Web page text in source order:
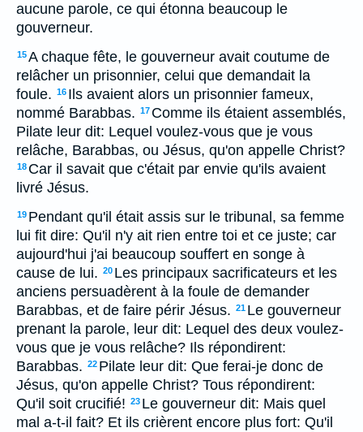
aucune parole, ce qui étonna beaucoup le
gouverneur.
15A chaque fête, le gouverneur avait coutume de
relâcher un prisonnier, celui que demandait la
foule. 16 Ils avaient alors un prisonnier fameux,
nommé Barabbas. 17 Comme ils étaient assemblés,
Pilate leur dit: Lequel voulez-vous que je vous
relâche, Barabbas, ou Jésus, qu'on appelle Christ?
18 Car il savait que c'était par envie qu'ils avaient
livré Jésus.
19 Pendant qu'il était assis sur le tribunal, sa femme
lui fit dire: Qu'il n'y ait rien entre toi et ce juste; car
aujourd'hui j'ai beaucoup souffert en songe à
cause de lui. 20 Les principaux sacrificateurs et les
anciens persuadèrent à la foule de demander
Barabbas, et de faire périr Jésus. 21 Le gouverneur
prenant la parole, leur dit: Lequel des deux voulez-
vous que je vous relâche? Ils répondirent:
Barabbas. 22 Pilate leur dit: Que ferai-je donc de
Jésus, qu'on appelle Christ? Tous répondirent:
Qu'il soit crucifié! 23 Le gouverneur dit: Mais quel
mal a-t-il fait? Et ils crièrent encore plus fort: Qu'il